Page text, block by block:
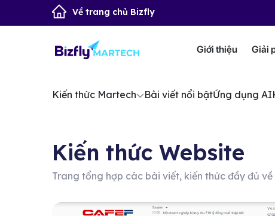
Về trang chủ Bizfly
Giới thiệu Giải
Kiến thức Martech Bài viết nổi bậtỨng dụng AI
Kiến thức Website
Trang tổng hợp các bài viết, kiến thức đầy đủ